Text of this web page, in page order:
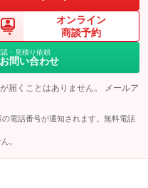
オンライン
商談予約
・見積り依頼
問い合わせ
届くことはありません。 メールア
電話番号が通知されます。無料電話
。